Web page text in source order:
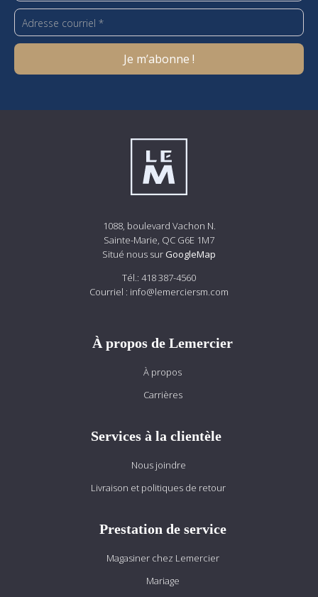
1088, boulevard Vachon N.
Sainte-Marie, QC G6E 1M7
Situé nous sur GoogleMap
Tél.: 418 387-4560
Courriel : info@lemerciersm.com
À propos de Lemercier
À propos
Carrières
Services à la clientèle
Nous joindre
Livraison et politiques de retour
Prestation de service
Magasiner chez Lemercier
Mariage